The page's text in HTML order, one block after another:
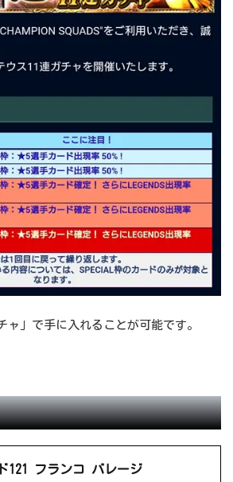
ャ」で手に入れることが可能です。
121 フランコ バレージ